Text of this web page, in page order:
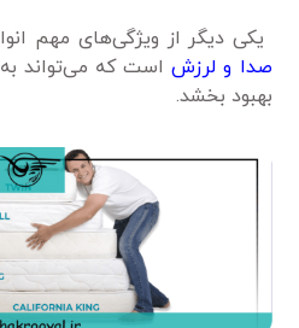
یکی دیگر از ویژگی‌های مهم
صدا و لرزش است که می‌تواند
بهبود بخشد.